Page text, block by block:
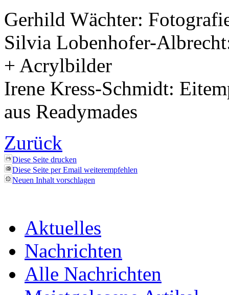
Gerhild Wächter:
Silvia Lobenhofer-
+ Acrylbilder
Irene Kress-Schmidt:
aus Readymades
Zurück
Diese Seite drucken
Diese Seite per Email weiterempfehlen
Neuen Inhalt vorschlagen
Aktuelles
Nachrichten
Alle Nachrichten